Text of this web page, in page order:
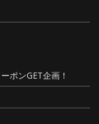
ポンGET企画！